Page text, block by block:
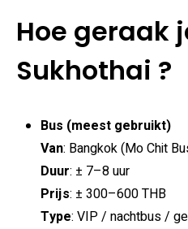
Hoe geraak
Sukhothai ?
Bus (meest gebruikt)
Van: Bangkok (Mo Chit
Duur: ± 7–8 uur
Prijs: ± 300–600 THB
Type: VIP / nachtbus /